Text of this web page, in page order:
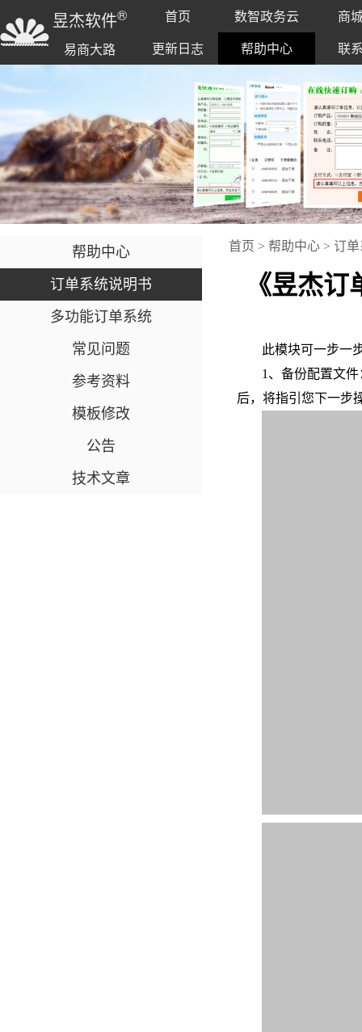
昱杰软件®
易商大路
首页 数智政务云
商
更新日志
帮助中心 联
帮助中心
订单系统说明书
多功能订单系统
常见问题
参考资料
模板修改
公告
技术文章
首页 > 帮助中心 > 订
《昱杰
此模块可一步一
1、备份配置文
后，将指引您下一步